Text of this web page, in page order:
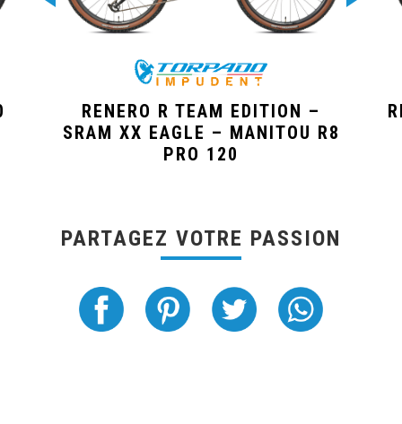
RENERO R TEAM EDITION –
SRAM XX EAGLE – MANITOU R8
PRO 120
PARTAGEZ VOTRE PASSION